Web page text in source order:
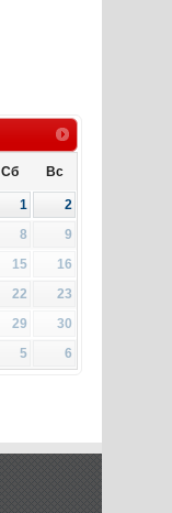
Сб Вс
1
2
8
9
15
16
22
23
29
30
5 6